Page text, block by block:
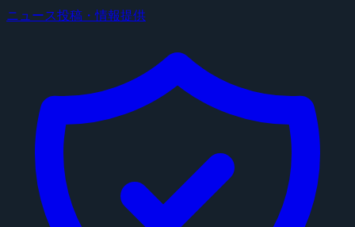
ニュース投稿・情報提供